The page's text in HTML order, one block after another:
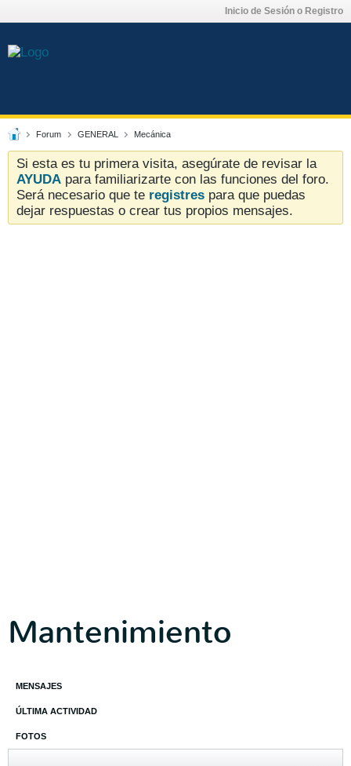
Inicio de Sesión o Registro
Forum GENERAL Mecánica
Si esta es tu primera visita, asegúrate de revisar la
AYUDA para familiarizarte con las funciones del foro.
Será necesario que te registres para que puedas
dejar respuestas o crear tus propios mensajes.
Mantenimiento
MENSAJES
ÚLTIMA ACTIVIDAD
FOTOS